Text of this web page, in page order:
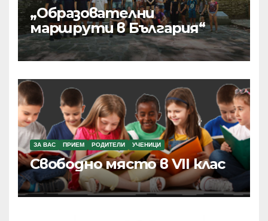
„Образователни
маршрути в България“
ЗА ВАС ПРИЕМ РОДИТЕЛИ УЧЕНИЦИ
Свободно място в VII клас